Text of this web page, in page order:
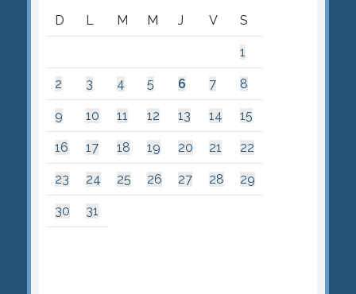
D L M M J V S
1
2 3 4 5 6 7 8
9 10 11 12 13 14 15
16 17 18 19 20 21 22
23 24 25 26 27 28 29
30 31